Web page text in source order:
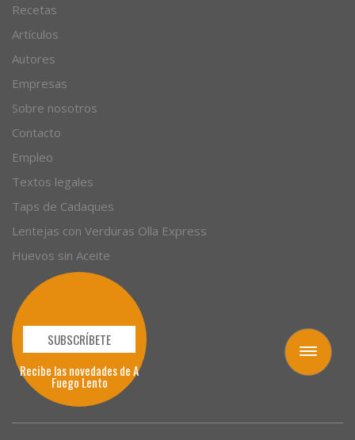
Toggle
navigation
Recetas
Artículos
Autores
Empresas
Sobre nosotros
Contacto
Empleo
Textos legales
Taps de Cadaques
Lentejas con Verduras Olla Express
Huevos sin Aceite
SUBSCRÍBETE
Recibe las novedades de A
Fuego Lento